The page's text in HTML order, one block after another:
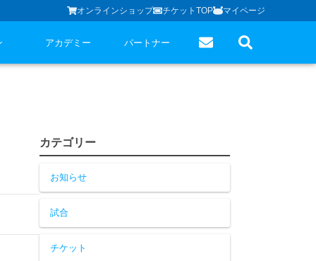
オンラインショップ チケットTOP マイページ
アカデミー パートナー
カテゴリー
お知らせ
試合
チケット